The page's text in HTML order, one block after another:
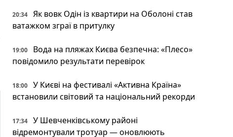
20:34
Як вовк Одін із квартири на Оболоні став
ватажком зграї в притулку
19:00
Вода на пляжах Києва безпечна: «Плесо»
повідомило результати перевірок
18:00
У Києві на фестивалі «Активна Країна»
встановили світовий та національний рекорди
17:34
У Шевченківському районі
відремонтували тротуар — оновлюють